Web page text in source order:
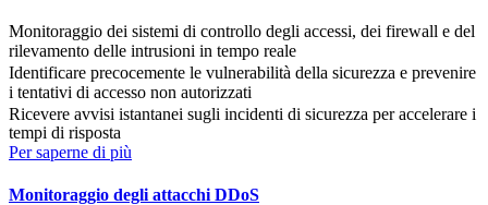
Monitoraggio dei sistemi di controllo degli accessi, dei firewall e del
rilevamento delle intrusioni in tempo reale
Identificare precocemente le vulnerabilità della sicurezza e prevenire
i tentativi di accesso non autorizzati
Ricevere avvisi istantanei sugli incidenti di sicurezza per accelerare i
tempi di risposta
Per saperne di più
Monitoraggio degli attacchi DDoS